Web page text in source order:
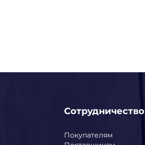
Сотрудничество
Покупателям